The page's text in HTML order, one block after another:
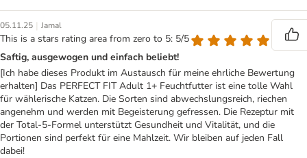
05.11.25 | Jamal
This is a stars rating area from zero to 5: 5/5
Saftig, ausgewogen und einfach beliebt!
[Ich habe dieses Produkt im Austausch für meine ehrliche Bewertung
erhalten] Das PERFECT FIT Adult 1+ Feuchtfutter ist eine tolle Wahl
für wählerische Katzen. Die Sorten sind abwechslungsreich, riechen
angenehm und werden mit Begeisterung gefressen. Die Rezeptur mit
der Total-5-Formel unterstützt Gesundheit und Vitalität, und die
Portionen sind perfekt für eine Mahlzeit. Wir bleiben auf jeden Fall
dabei!